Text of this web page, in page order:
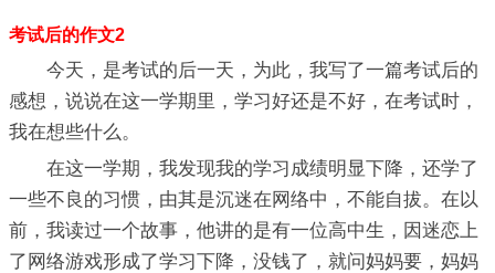
考试后的作文2
今天，是考试的后一天，为此，我写了一篇考试后的
感想，说说在这一学期里，学习好还是不好，在考试时，
我在想些什么。
在这一学期，我发现我的学习成绩明显下降，还学了
一些不良的习惯，由其是沉迷在网络中，不能自拔。在以
前，我读过一个故事，他讲的是有一位高中生，因迷恋上
了网络游戏形成了学习下降，没钱了，就问妈妈要，妈妈